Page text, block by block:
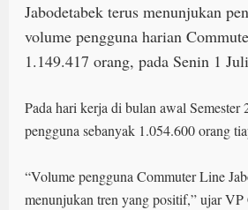
Jabodetabek terus menunjukan
volume pengguna harian
1.149.417 orang, pada Senin 1
Pada hari kerja di bulan awal
pengguna sebanyak 1.054.600 orang
“Volume pengguna Commuter Line
menunjukan tren yang positif,” ujar